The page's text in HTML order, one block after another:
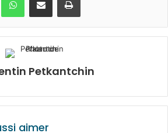
Petkantchin
aimer